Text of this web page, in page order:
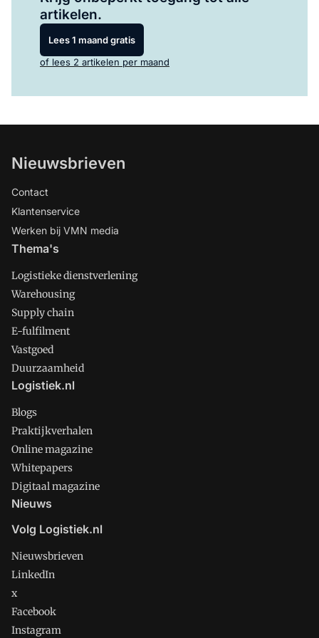
artikelen.
Lees 1 maand gratis
of lees 2 artikelen per maand
Nieuwsbrieven
Contact
Klantenservice
Werken bij VMN media
Thema's
Logistieke dienstverlening
Warehousing
Supply chain
E-fulfilment
Vastgoed
Duurzaamheid
Logistiek.nl
Blogs
Praktijkverhalen
Online magazine
Whitepapers
Digitaal magazine
Nieuws
Volg Logistiek.nl
Nieuwsbrieven
LinkedIn
x
Facebook
Instagram